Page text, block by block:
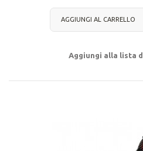
AGGIUNGI AL CARRELLO
Aggiungi alla lista